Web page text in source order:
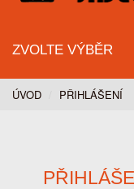
ZVOLTE VÝBĚR
ÚVOD PŘIHLÁŠENÍ